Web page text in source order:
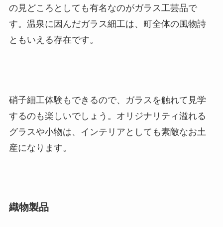
の見どころとしても有名なのがガラス工芸品で
す。温泉に因んだガラス細工は、町全体の風物詩
ともいえる存在です。
硝子細工体験もできるので、ガラスを触れて見学
するのも楽しいでしょう。オリジナリティ溢れる
グラスや小物は、インテリアとしても素敵なお土
産になります。
織物製品